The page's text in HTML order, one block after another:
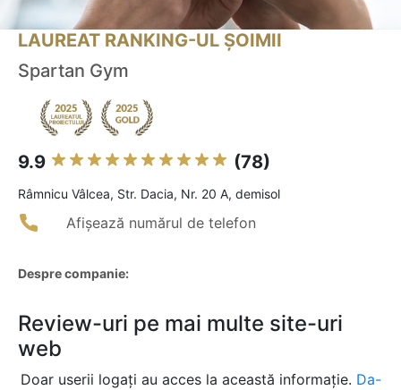
LAUREAT RANKING-UL ȘOIMII
Spartan Gym
9.9 (78)
Râmnicu Vâlcea, Str. Dacia, Nr. 20 A, demisol
Afișează numărul de telefon
Despre companie:
Review-uri pe mai multe site-uri
web
Doar userii logați au acces la această informație. Da-